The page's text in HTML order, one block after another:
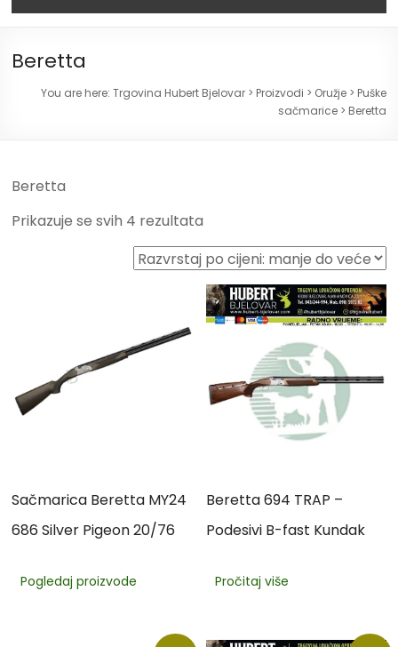
Beretta
You are here: Trgovina Hubert Bjelovar> Proizvodi > Oružje> Puške
sačmarice> Beretta
Beretta
Prikazuje se svih 4 rezultata
Sačmarica Beretta MY24
686 Silver Pigeon 20/76
Pogledaj proizvode
Beretta 694 TRAP –
Podesivi B-fast Kundak
Pročitaj više